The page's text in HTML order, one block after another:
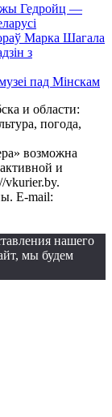
Гедройц —
Марка Шагала
з
пад Мінскам
и области:
погода,
возможна
и
vkurier.by.
E-mail:
нашего
мы будем